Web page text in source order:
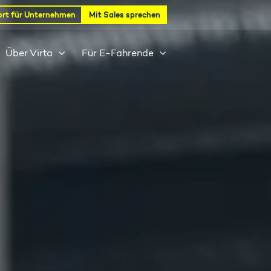
für Unternehmen Mit Sales sprechen
Über Virta Für E-Fahrende